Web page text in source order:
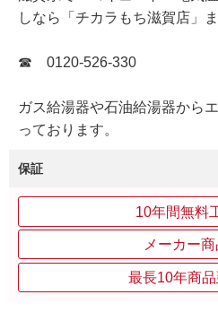
しなら「チカラもち滋賀店」
☎ 0120-526-330
ガス給湯器や石油給湯器から
っております。
保証
10年間無料
メーカー
最長10年商